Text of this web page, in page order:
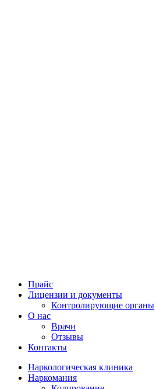
Прайс
Лицензии и документы
Контролирующие органы
О нас
Врачи
Отзывы
Контакты
Наркологическая клиника
Наркомания